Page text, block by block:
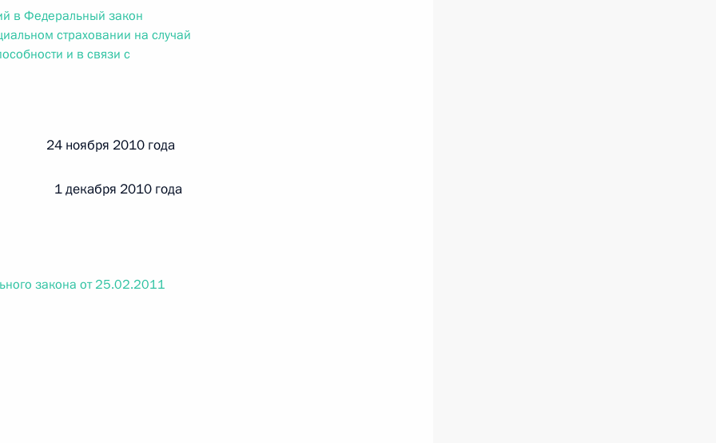
№ 242-ФЗ
в Федеральный закон
страховании на случай
и в связи с
24 ноября 2010 года
декабря 2010 года
закона от 25.02.2011